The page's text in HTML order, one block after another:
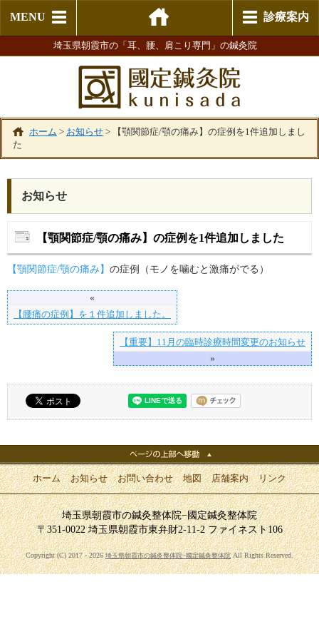
MENU 診療案内
埼玉県朝霞市の「耳、腰、肩こり専門」の鍼灸院
ホーム > お知らせ >
【顎関節症/顎の痛み】の症例を1件追加しまし
た
お知らせ
【顎関節症/顎の痛み】の症例を1件追加しました
【顎関節症/顎の痛み】 の症例（モノを噛むと激痛がでる）
«
【腰痛の症例】を１件追加しました。
【重要】11月の臨時診療時間変更のお知らせ
»
ホーム お知らせ お問い合わせ 地図 店舗案内 リンク
埼玉県朝霞市の鍼灸整体院−國定鍼灸整体院
〒351-0022 埼玉県朝霞市東弁財2-11-2 ファイネスト106
Copyright (C) 2017 - 2026埼玉県朝霞市の鍼灸整体院−國定鍼灸整体院All Rights Reserved.